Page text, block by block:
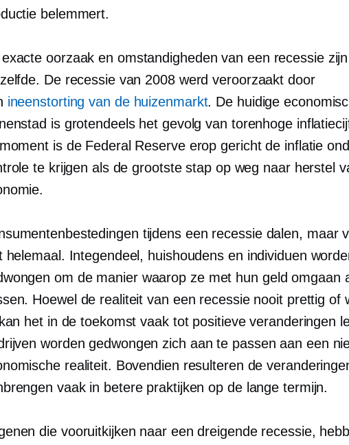
belemmert.
oorzaak en omstandigheden van een recessie
De recessie van 2008 werd veroorzaakt door
ineenstorting van de huizenmarkt. De huidige
is grotendeels het gevolg van torenhoge
is de Federal Reserve erop gericht de inflatie
te krijgen als de grootste stap op weg naar herstel
tijdens een recessie dalen, maar
helemaal. Integendeel, huishoudens en individuen
om de manier waarop ze met hun geld omgaan
Hoewel de realiteit van een recessie nooit prettig of
het in de toekomst vaak tot positieve veranderingen
worden gedwongen zich aan te passen aan een
realiteit. Bovendien resulteren de
vaak in betere praktijken op de lange termijn.
die vooruitkijken naar een dreigende recessie,